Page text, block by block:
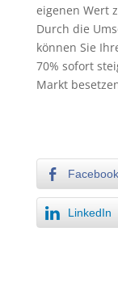
eigenen Wert
Durch die
können Sie
70% sofort
Markt
Facebook
LinkedIn